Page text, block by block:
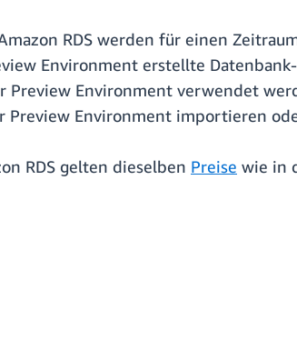
RDS werden für einen
Environment erstellte
Environment verwendet
Preview Environment importieren
RDS gelten dieselben Preise wie in